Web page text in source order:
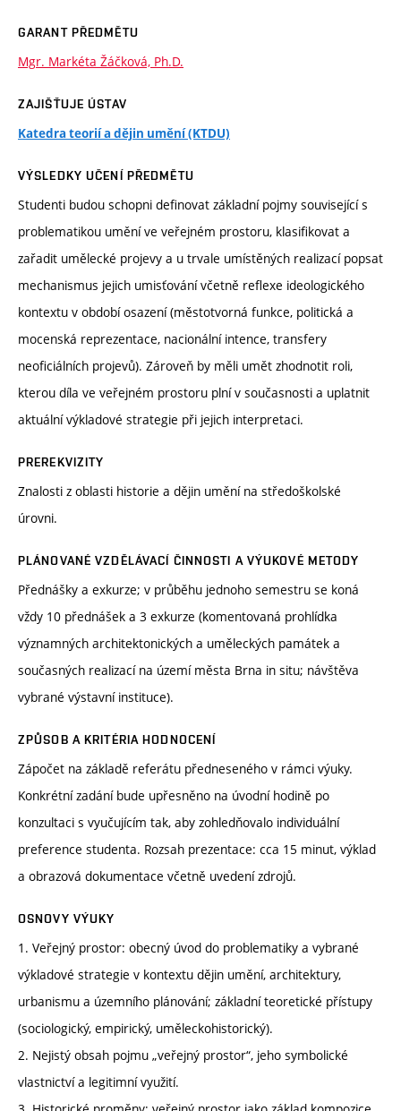
GARANT PŘEDMĚTU
Mgr. Markéta Žáčková, Ph.D.
ZAJIŠŤUJE ÚSTAV
Katedra teorií a dějin umění (KTDU)
VÝSLEDKY UČENÍ PŘEDMĚTU
Studenti budou schopni definovat základní pojmy související s
problematikou umění ve veřejném prostoru, klasifikovat a
zařadit umělecké projevy a u trvale umístěných realizací popsat
mechanismus jejich umisťování včetně reflexe ideologického
kontextu v období osazení (městotvorná funkce, politická a
mocenská reprezentace, nacionální intence, transfery
neoficiálních projevů). Zároveň by měli umět zhodnotit roli,
kterou díla ve veřejném prostoru plní v současnosti a uplatnit
aktuální výkladové strategie při jejich interpretaci.
PREREKVIZITY
Znalosti z oblasti historie a dějin umění na středoškolské
úrovni.
PLÁNOVANÉ VZDĚLÁVACÍ ČINNOSTI A VÝUKOVÉ METODY
Přednášky a exkurze; v průběhu jednoho semestru se koná
vždy 10 přednášek a 3 exkurze (komentovaná prohlídka
významných architektonických a uměleckých památek a
současných realizací na území města Brna in situ; návštěva
vybrané výstavní instituce).
ZPŮSOB A KRITÉRIA HODNOCENÍ
Zápočet na základě referátu předneseného v rámci výuky.
Konkrétní zadání bude upřesněno na úvodní hodině po
konzultaci s vyučujícím tak, aby zohledňovalo individuální
preference studenta. Rozsah prezentace: cca 15 minut, výklad
a obrazová dokumentace včetně uvedení zdrojů.
OSNOVY VÝUKY
1. Veřejný prostor: obecný úvod do problematiky a vybrané
výkladové strategie v kontextu dějin umění, architektury,
urbanismu a územního plánování; základní teoretické přístupy
(sociologický, empirický, uměleckohistorický).
2. Nejistý obsah pojmu „veřejný prostor“, jeho symbolické
vlastnictví a legitimní využití.